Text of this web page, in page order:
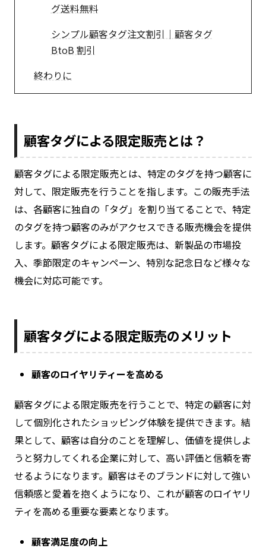
グ送料無料
シンプル顧客タグ注文割引｜顧客タグ
BtoB 割引
終わりに
顧客タグによる限定販売とは？
顧客タグによる限定販売とは、特定のタグを持つ顧客に
対して、限定販売を行うことを指します。この販売手法
は、各顧客に独自の「タグ」を割り当てることで、特定
のタグを持つ顧客のみがアクセスできる販売機会を提供
します。顧客タグによる限定販売は、新製品の市場投
入、季節限定のキャンペーン、特別な記念日など様々な
機会に対応可能です。
顧客タグによる限定販売のメリット
顧客のロイヤリティーを高める
顧客タグによる限定販売を行うことで、特定の顧客に対
して個別化されたショッピング体験を提供できます。結
果として、顧客は自分のことを理解し、価値を提供しよ
うと努力してくれる企業に対して、高い評価と信頼を寄
せるようになります。顧客はそのブランドに対して強い
信頼感と愛着を抱くようになり、これが顧客のロイヤリ
ティを高める重要な要素となります。
顧客満足度の向上